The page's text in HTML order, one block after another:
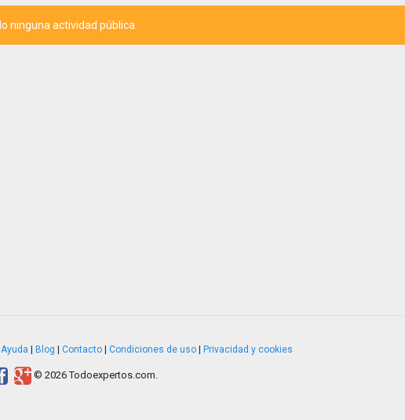
ninguna actividad pública.
Ayuda Blog Contacto Condiciones de uso Privacidad y cookies
© 2026 Todoexpertos.com.